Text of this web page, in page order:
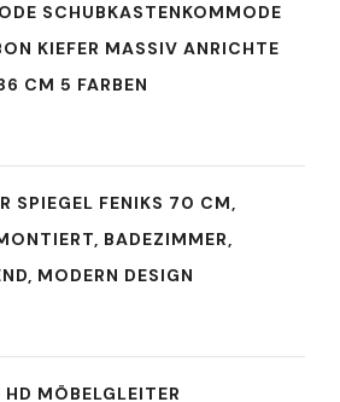
SCHUBKASTENKOMMODE
KIEFER MASSIV ANRICHTE
CM 5 FARBEN
SPIEGEL FENIKS 70 CM,
BADEZIMMER,
MODERN DESIGN
HD MÖBELGLEITER